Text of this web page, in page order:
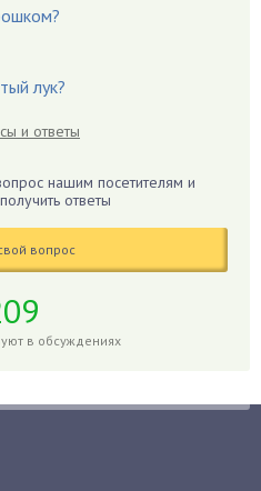
лук?
и ответы
нашим посетителям и
ответы
вопрос
в обсуждениях